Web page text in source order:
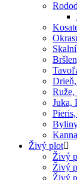
Ruže,
Juka,
Živý plot
Živý
Živý
Živý